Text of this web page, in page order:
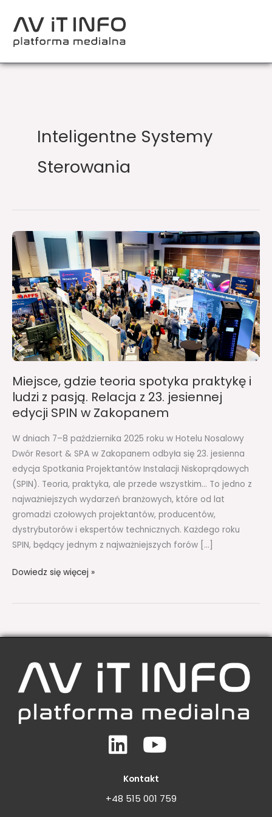
treści
Inteligentne Systemy
Sterowania
Miejsce, gdzie teoria spotyka praktykę i
ludzi z pasją. Relacja z 23. jesiennej
edycji SPIN w Zakopanem
W dniach 7–8 października 2025 roku w Hotelu Nosalowy
Dwór Resort & SPA w Zakopanem odbyła się 23. jesienna
edycja Spotkania Projektantów Instalacji Niskoprądowych
(SPIN). Teoria, praktyka, ale przede wszystkim… To jedno z
najważniejszych wydarzeń branżowych, które od lat
gromadzi czołowych projektantów, producentów,
dystrybutorów i ekspertów technicznych. Każdego roku
SPIN, będący jednym z najważniejszych forów […]
Miejsce,
gdzie
teoria
spotyka
praktykę
i
ludzi
z
pasją.
Relacja
z
23.
jesiennej
edycji
SPIN
w
Zakopanem
Dowiedz się więcej »
LinkedinYoutube
Kontakt
+48 515 001 759